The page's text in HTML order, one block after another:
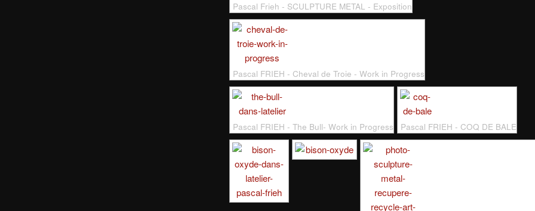
Pascal Frieh - SCULPTURE METAL - Exposition
Pascal FRIEH - Cheval de Troie - Work in Progress
Pascal FRIEH - The Bull- Work in Progress Pascal FRIEH - COQ DE BALE